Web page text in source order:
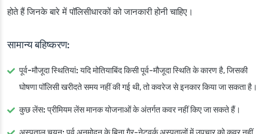
होते हैं जिनके बारे में पॉलिसीधारकों को जानकारी होनी चाहिए।
सामान्य बहिष्करण:
पूर्व-मौजूदा स्थितियां: यदि मोतियाबिंद किसी पूर्व-मौजूदा स्थिति के कारण है, जिसकी
घोषणा पॉलिसी खरीदते समय नहीं की गई थी, तो कवरेज से इनकार किया जा सकता है।
कुछ लेंस: प्रीमियम लेंस मानक योजनाओं के अंतर्गत कवर नहीं किए जा सकते हैं।